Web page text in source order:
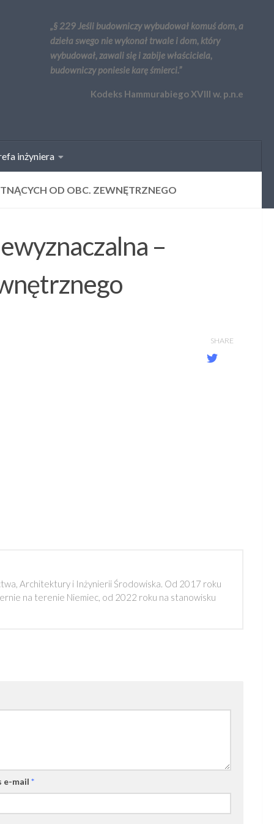
„§ 229 Jeśli budowniczy wybudował komuś dom, a
dzieła swego nie wykonał trwale i dom, który
wybudował, zawali się i zabije właściciela,
budowniczy poniesie karę śmierci.”
Kodeks Hammurabiego XVIII w. p.n.e
inżyniera
OD OBC. ZEWNĘTRZNEGO
–
SHARE
Architektury i Inżynierii Środowiska. Od 2017 roku
na terenie Niemiec, od 2022 roku na stanowisku
e-mail*